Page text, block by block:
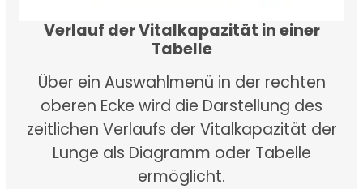
Verlauf der Vitalkapazität in einer
Tabelle
Über ein Auswahlmenü in der rechten
oberen Ecke wird die Darstellung des
zeitlichen Verlaufs der Vitalkapazität der
Lunge als Diagramm oder Tabelle
ermöglicht.